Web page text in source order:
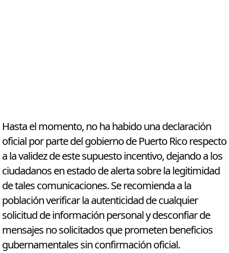
Hasta el momento, no ha habido una declaración
oficial por parte del gobierno de Puerto Rico respecto
a la validez de este supuesto incentivo, dejando a los
ciudadanos en estado de alerta sobre la legitimidad
de tales comunicaciones. Se recomienda a la
población verificar la autenticidad de cualquier
solicitud de información personal y desconfiar de
mensajes no solicitados que prometen beneficios
gubernamentales sin confirmación oficial.